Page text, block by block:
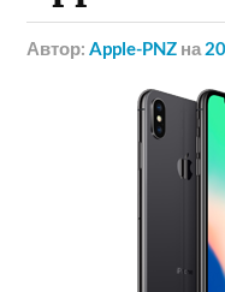
Автор:Apple-PNZ на